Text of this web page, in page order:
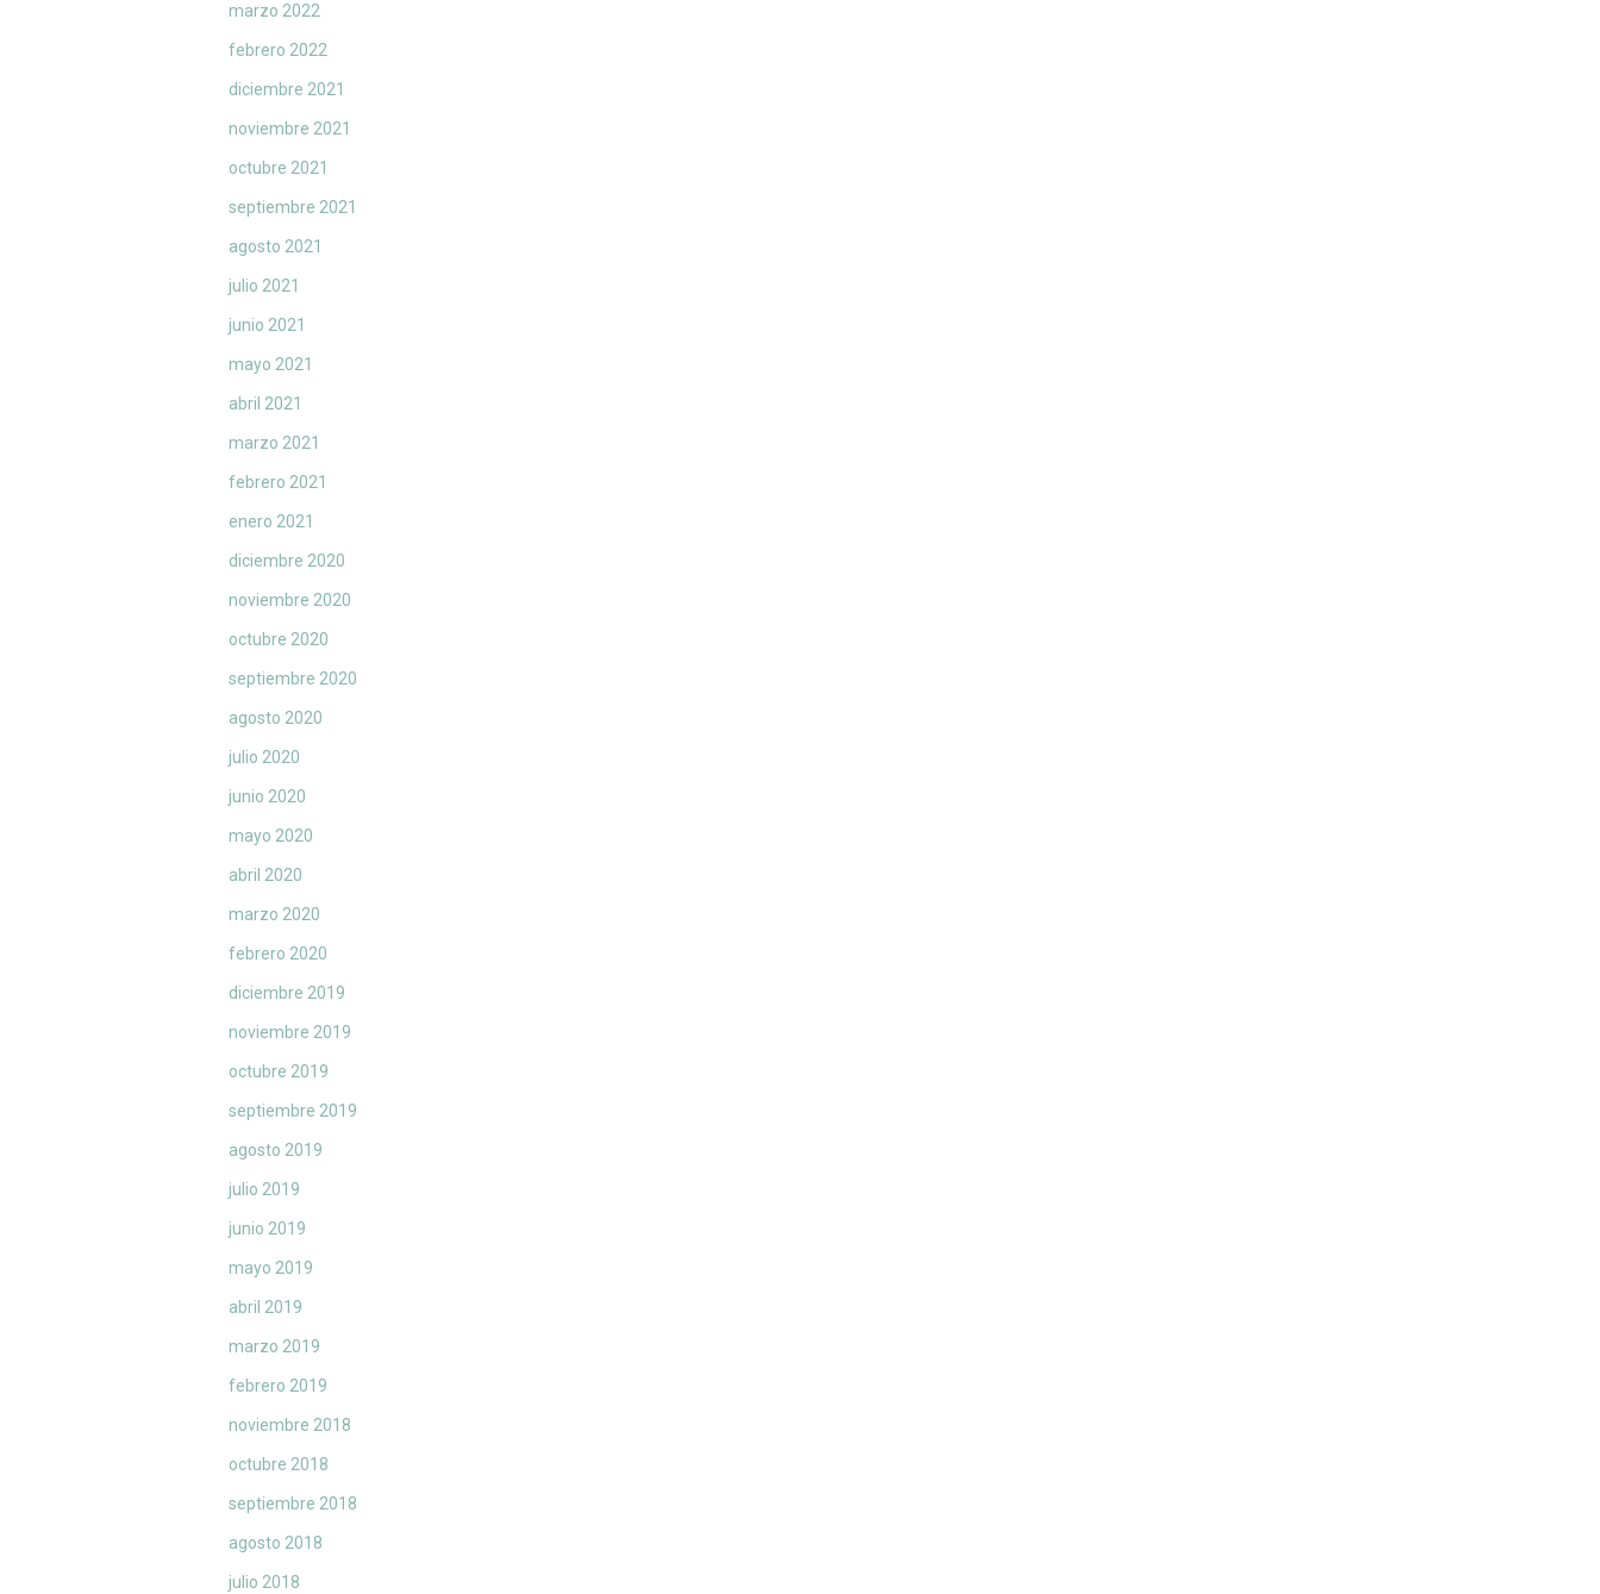
marzo 2022
febrero 2022
diciembre 2021
noviembre 2021
octubre 2021
septiembre 2021
agosto 2021
julio 2021
junio 2021
mayo 2021
abril 2021
marzo 2021
febrero 2021
enero 2021
diciembre 2020
noviembre 2020
octubre 2020
septiembre 2020
agosto 2020
julio 2020
junio 2020
mayo 2020
abril 2020
marzo 2020
febrero 2020
diciembre 2019
noviembre 2019
octubre 2019
septiembre 2019
agosto 2019
julio 2019
junio 2019
mayo 2019
abril 2019
marzo 2019
febrero 2019
noviembre 2018
octubre 2018
septiembre 2018
agosto 2018
julio 2018